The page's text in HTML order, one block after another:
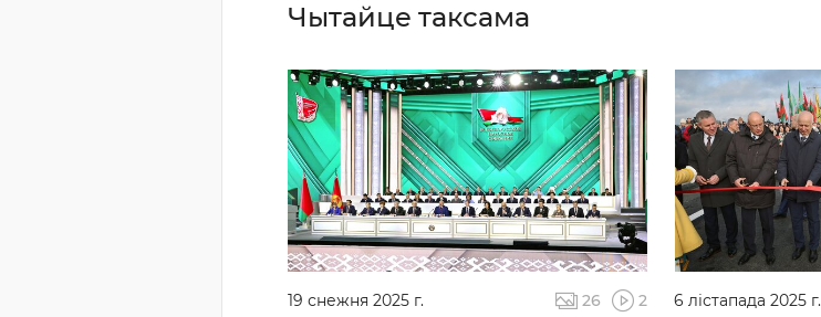
Чытайце таксама
19 снежня 2025 г. 26 2 6 лістапада 2025 г.